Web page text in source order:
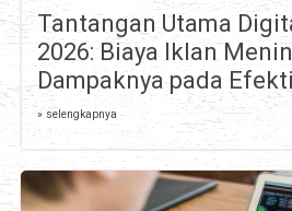
Tantangan Utama
2026: Biaya Iklan
Dampaknya pada
» selengkapnya